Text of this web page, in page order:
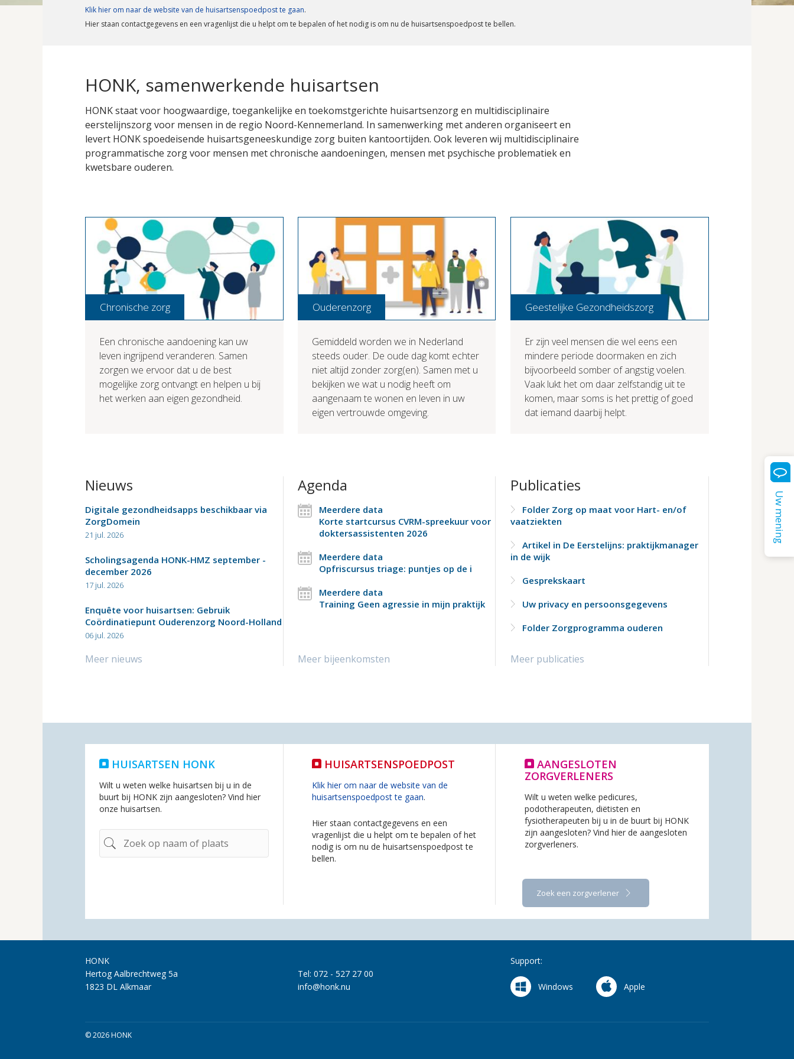
Uw mening
Klik hier om naar de website van de huisartsenspoedpost te gaan.
Hier staan contactgegevens en een vragenlijst die u helpt om te bepalen of het nodig is om nu de huisartsenspoedpost te bellen.
HONK, samenwerkende huisartsen
HONK staat voor hoogwaardige, toegankelijke en toekomstgerichte huisartsenzorg en multidisciplinaire
eerstelijnszorg voor mensen in de regio Noord-Kennemerland. In samenwerking met anderen organiseert en
levert HONK spoedeisende huisartsgeneeskundige zorg buiten kantoortijden. Ook leveren wij multidisciplinaire
programmatische zorg voor mensen met chronische aandoeningen, mensen met psychische problematiek en
kwetsbare ouderen.
Chronische zorg
Een chronische aandoening kan uw
leven ingrijpend veranderen. Samen
zorgen we ervoor dat u de best
mogelijke zorg ontvangt en helpen u bij
het werken aan eigen gezondheid.
Ouderenzorg
Gemiddeld worden we in Nederland
steeds ouder. De oude dag komt echter
niet altijd zonder zorg(en). Samen met u
bekijken we wat u nodig heeft om
aangenaam te wonen en leven in uw
eigen vertrouwde omgeving.
Geestelijke Gezondheidszorg
Er zijn veel mensen die wel eens een
mindere periode doormaken en zich
bijvoorbeeld somber of angstig voelen.
Vaak lukt het om daar zelfstandig uit te
komen, maar soms is het prettig of goed
dat iemand daarbij helpt.
Nieuws
Digitale gezondheidsapps beschikbaar via
ZorgDomein
21 jul. 2026
Scholingsagenda HONK-HMZ september -
december 2026
17 jul. 2026
Enquête voor huisartsen: Gebruik
Coördinatiepunt Ouderenzorg Noord-Holland
06 jul. 2026
Meer nieuws
Agenda
Meerdere data
Korte startcursus CVRM-spreekuur voor
doktersassistenten 2026
Meerdere data
Opfriscursus triage: puntjes op de i
Meerdere data
Training Geen agressie in mijn praktijk
Meer bijeenkomsten
Publicaties
Folder Zorg op maat voor Hart- en/of
vaatziekten
Artikel in De Eerstelijns: praktijkmanager
in de wijk
Gesprekskaart
Uw privacy en persoonsgegevens
Folder Zorgprogramma ouderen
Meer publicaties
HUISARTSEN HONK
Wilt u weten welke huisartsen bij u in de
buurt bij HONK zijn aangesloten? Vind hier
onze huisartsen.
HUISARTSENSPOEDPOST
Klik hier om naar de website van de
huisartsenspoedpost te gaan.
Hier staan contactgegevens en een
vragenlijst die u helpt om te bepalen of het
nodig is om nu de huisartsenspoedpost te
bellen.
AANGESLOTEN
ZORGVERLENERS
Wilt u weten welke pedicures,
podotherapeuten, diëtisten en
fysiotherapeuten bij u in de buurt bij HONK
zijn aangesloten? Vind hier de aangesloten
zorgverleners.
Zoek een zorgverlener
HONK
Hertog Aalbrechtweg 5a
1823 DL Alkmaar
Tel: 072 - 527 27 00
info@honk.nu
Support:
Windows Apple
© 2026 HONK